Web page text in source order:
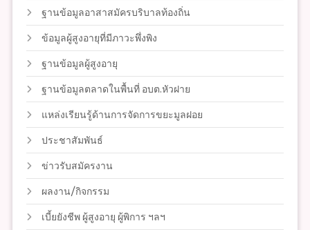
ฐานข้อมูลอาสาสมัครบริบาลท้องถิ่น
ข้อมูลผู้สูงอายุที่มีภาวะพึ่งพิง
ฐานข้อมูลผู้สูงอายุ
ฐานข้อมูลตลาดในพื้นที่ อบต.หัวฝาย
แหล่งเรียนรู้ด้านการจัดการขยะมูลฝอย
ประชาสัมพันธ์
ข่าวรับสมัครงาน
ผลงาน/กิจกรรม
เบี้ยยังชีพ ผู้สูงอายุ ผู้พิการ ฯลฯ